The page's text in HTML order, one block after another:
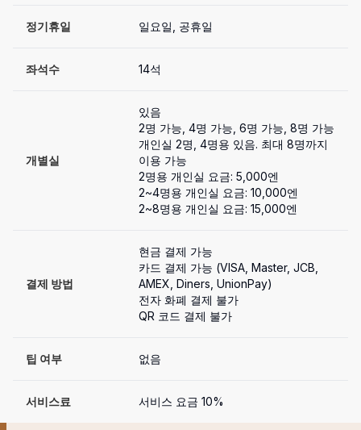
정기휴일 일요일, 공휴일
좌석수 14석
개별실
있음
2명 가능, 4명 가능, 6명 가능, 8명 가능
개인실 2명, 4명용 있음. 최대 8명까지
이용 가능
2명용 개인실 요금: 5,000엔
2~4명용 개인실 요금: 10,000엔
2~8명용 개인실 요금: 15,000엔
결제 방법
현금 결제 가능
카드 결제 가능 (VISA, Master, JCB,
AMEX, Diners, UnionPay)
전자 화폐 결제 불가
QR 코드 결제 불가
팁 여부 없음
서비스료 서비스 요금 10%